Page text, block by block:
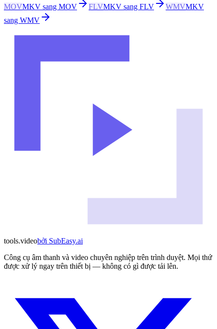
MOVMKV sang MOV FLVMKV sang FLV WMVMKV
sang WMV
tools.videobởi SubEasy.ai
Công cụ âm thanh và video chuyên nghiệp trên trình duyệt. Mọi thứ
được xử lý ngay trên thiết bị — không có gì được tải lên.